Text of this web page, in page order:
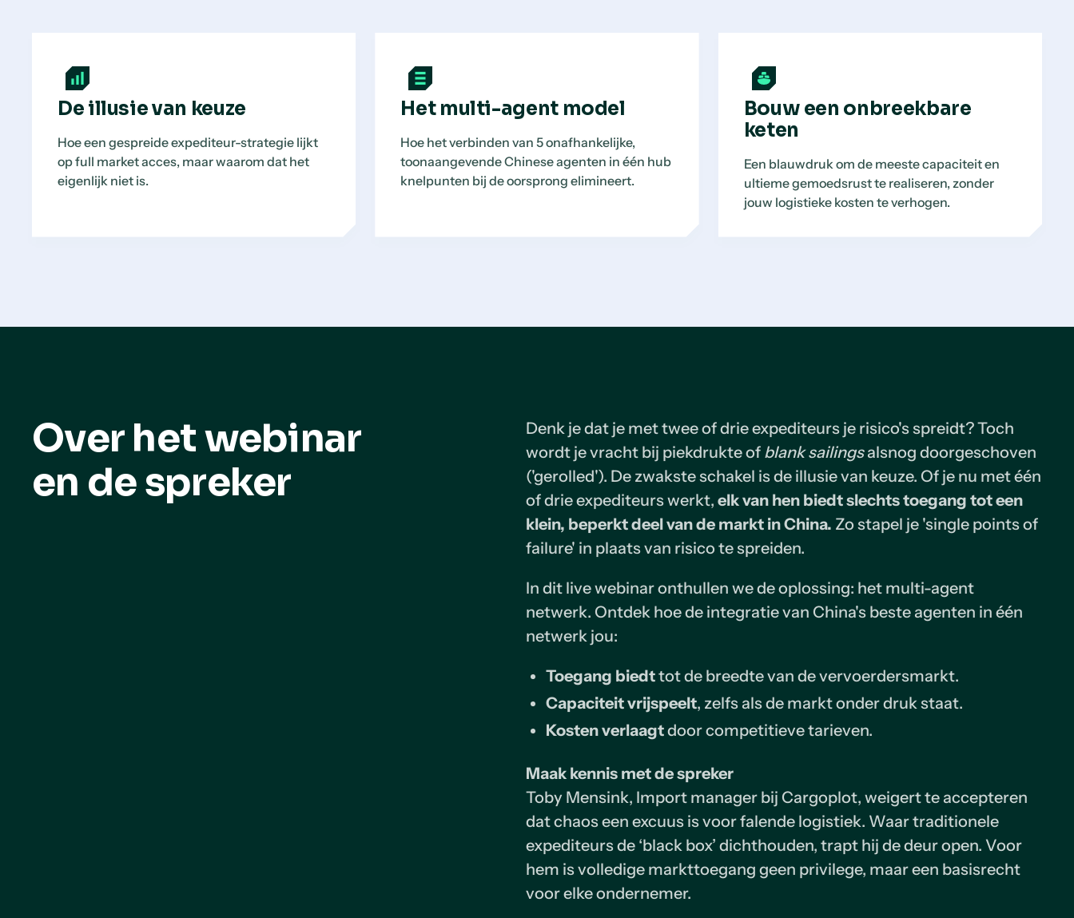
De illusie van keuze
Hoe een gespreide expediteur-strategie lijkt
op full market acces, maar waarom dat het
eigenlijk niet is.
Het multi-agent model
Hoe het verbinden van 5 onafhankelijke,
toonaangevende Chinese agenten in één hub
knelpunten bij de oorsprong elimineert.
Bouw een onbreekbare
keten
Een blauwdruk om de meeste capaciteit en
ultieme gemoedsrust te realiseren, zonder
jouw logistieke kosten te verhogen.
Over het webinar
en de spreker
Denk je dat je met twee of drie expediteurs je risico's spreidt? Toch
wordt je vracht bij piekdrukte of blank sailingsalsnog doorgeschoven
('gerolled'). De zwakste schakel is de illusie van keuze. Of je nu met één
of drie expediteurs werkt, elk van hen biedt slechts toegang tot een
klein, beperkt deel van de markt in China. Zo stapel je 'single points of
failure' in plaats van risico te spreiden.
In dit live webinar onthullen we de oplossing: het multi-agent
netwerk. Ontdek hoe de integratie van China's beste agenten in één
netwerk jou:
Toegang biedttot de breedte van de vervoerdersmarkt.
Capaciteit vrijspeelt, zelfs als de markt onder druk staat.
Kosten verlaagtdoor competitieve tarieven.
Maak kennis met de spreker
Toby Mensink, Import manager bij Cargoplot, weigert te accepteren
dat chaos een excuus is voor falende logistiek. Waar traditionele
expediteurs de ‘black box’ dichthouden, trapt hij de deur open. Voor
hem is volledige markttoegang geen privilege, maar een basisrecht
voor elke ondernemer.